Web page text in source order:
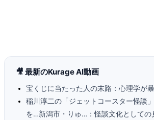
🎥 最新のKurage AI動画
宝くじに当たった人の末路：心理学が
稲川淳二の「ジェットコースター怪談
を…新潟市・りゅ…：怪談文化としての